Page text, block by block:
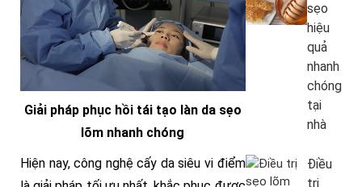
Giải pháp phục hồi tái tạo làn da sẹo
lõm nhanh chóng
Hiện nay, công nghệ cấy da siêu vi điểm
sẹo
hiệu
quả
nhanh
chóng
tại
nhà
Điều
trị